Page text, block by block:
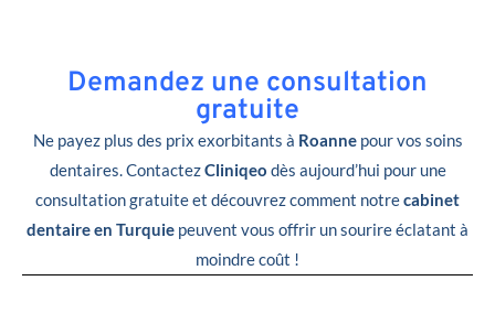
Demandez une consultation
gratuite
Ne payez plus des prix exorbitants à Roannepour vos soins
dentaires. ContactezCliniqeo dès aujourd’hui pour une
consultation gratuite et découvrez comment notrecabinet
dentaire en Turquie peuvent vous offrir un sourire éclatant à
moindre coût !